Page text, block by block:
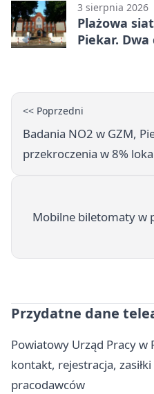
3 sierpnia 2026
Plażowa
Piekar.
<< Poprzedni
Badania NO2 w GZM,
przekroczenia w 8%
Mobilne biletomaty w
Przydatne dane
Powiatowy Urząd Pracy w
kontakt, rejestracja,
pracodawców